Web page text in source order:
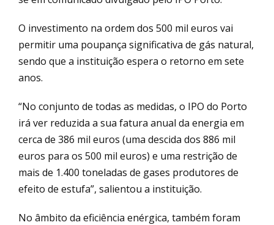
O investimento na ordem dos 500 mil euros vai
permitir uma poupança significativa de gás natural,
sendo que a instituição espera o retorno em sete
anos.
“No conjunto de todas as medidas, o IPO do Porto
irá ver reduzida a sua fatura anual da energia em
cerca de 386 mil euros (uma descida dos 886 mil
euros para os 500 mil euros) e uma restrição de
mais de 1.400 toneladas de gases produtores de
efeito de estufa”, salientou a instituição.
No âmbito da eficiência enérgica, também foram